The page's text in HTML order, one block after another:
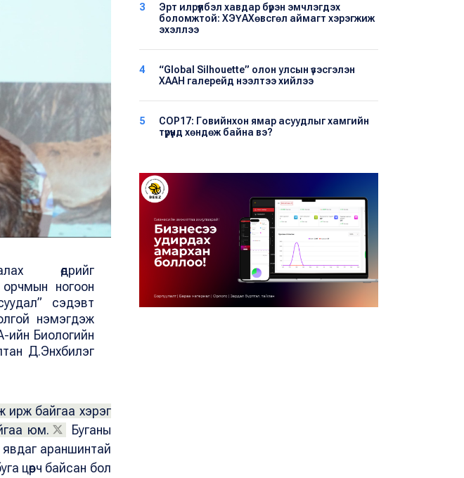
өдрийг
ногоон
сэдэвт
нэмэгдэж
ийн Биологийн
Д.Энхбилэг
ирж байгаа хэрэг
юм.
Буганы
араншинтай
цөөрч байсан бол
3
Эрт илрүүлбэл хавдар бүрэн эмчлэгдэх
боломжтой: ХЭҮА​Хөвсгөл аймагт хэрэгжиж
эхэллээ
4
“Global Silhouette” олон улсын үзэсгэлэн
ХААН галерейд нээлтээ хийлээ
5
COP17: Говийнхон ямар асуудлыг хамгийн
түрүүнд хөндөж байна вэ?